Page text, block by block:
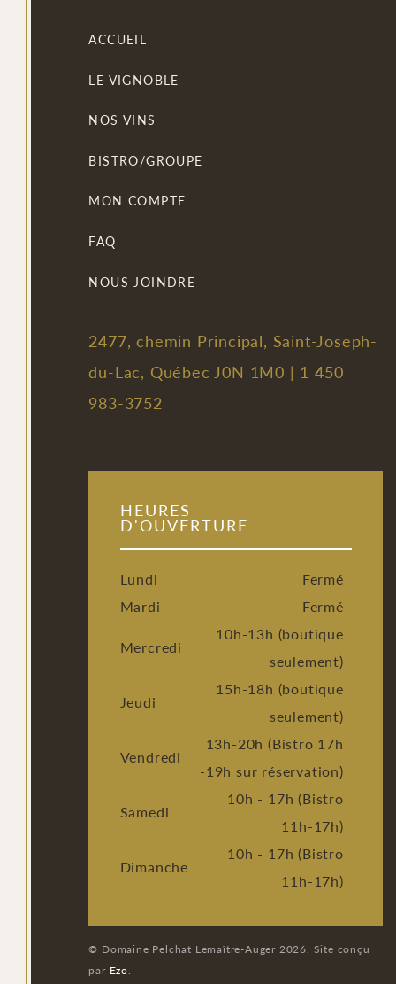
ACCUEIL
LE VIGNOBLE
NOS VINS
BISTRO/GROUPE
MON COMPTE
FAQ
NOUS JOINDRE
2477, chemin Principal, Saint-Joseph-
du-Lac, Québec J0N 1M0 | 1 450
983-3752
HEURES
D'OUVERTURE
Lundi
Fermé
Mardi
Fermé
Mercredi
10h-13h (boutique
seulement)
Jeudi
15h-18h (boutique
seulement)
Vendredi
13h-20h (Bistro 17h
-19h sur réservation)
Samedi
10h - 17h (Bistro
11h-17h)
Dimanche
10h - 17h (Bistro
11h-17h)
© Domaine Pelchat Lemaître-Auger 2026. Site conçu
par Ezo